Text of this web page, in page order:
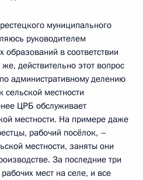
муниципального
руководителем
в соответствии
действительно этот вопрос
административному делению
сельской местности
ЦРБ обслуживает
местности. На примере даже
рабочий посёлок, –
местности, заняты они
За последние три
мест на селе, и все